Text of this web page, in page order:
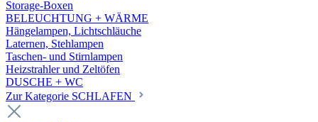
Storage-Boxen
BELEUCHTUNG + WÄRME
Hängelampen, Lichtschläuche
Laternen, Stehlampen
Taschen- und Stirnlampen
Heizstrahler und Zeltöfen
DUSCHE + WC
Zur Kategorie SCHLAFEN